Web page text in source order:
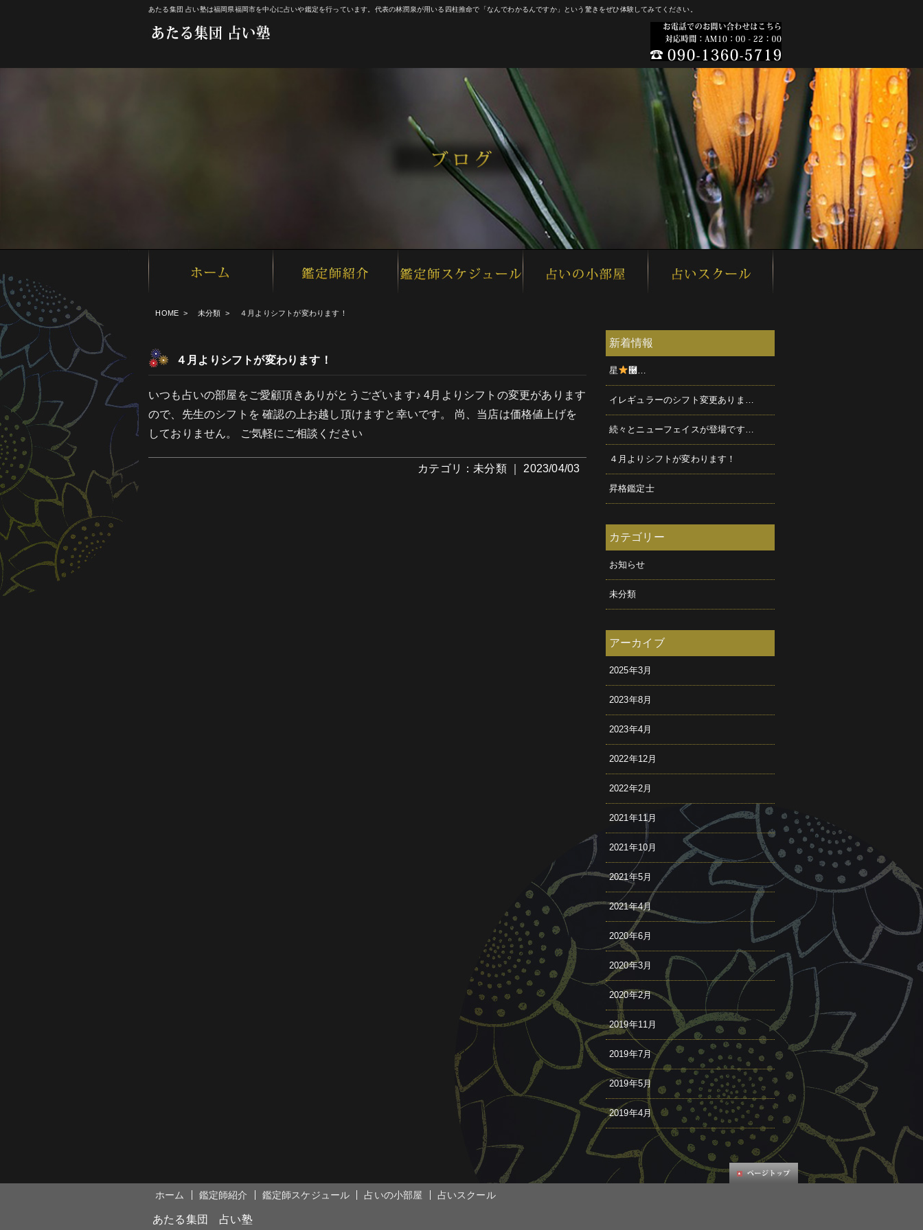
あたる集団 占い塾は福岡県福岡市を中心に占いや鑑定を行っています。代表の林潤泉が用いる四柱推命で「なんでわかるんですか」という驚きをぜひ体験してみてください。
HOME > 未分類 > ４月よりシフトが変わります！
４月よりシフトが変わります！
いつも占いの部屋をご愛顧頂きありがとうございます♪ 4月よりシフトの変更があります
ので、先生のシフトを 確認の上お越し頂けますと幸いです。 尚、当店は価格値上げを
しておりません。 ご気軽にご相談ください
カテゴリ： 未分類｜ 2023/04/03
新着情報
星 ࿠…
イレギュラーのシフト変更ありま…
続々とニューフェイスが登場です…
４月よりシフトが変わります！
昇格鑑定士
カテゴリー
お知らせ
未分類
アーカイブ
2025年3月
2023年8月
2023年4月
2022年12月
2022年2月
2021年11月
2021年10月
2021年5月
2021年4月
2020年6月
2020年3月
2020年2月
2019年11月
2019年7月
2019年5月
2019年4月
ホーム 鑑定師紹介 鑑定師スケジュール 占いの小部屋 占いスクール
あたる集団 占い塾